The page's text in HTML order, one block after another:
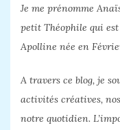
Je me prénomme
petit Théophile qui est
Apolline née en
A travers ce blog, je
activités créatives,
notre quotidien.